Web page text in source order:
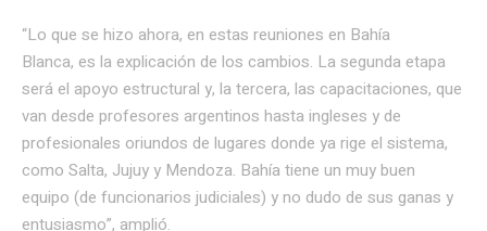
“Lo que se hizo ahora, en estas reuniones en Bahía
Blanca, es la explicación de los cambios. La segunda etapa
será el apoyo estructural y, la tercera, las capacitaciones, que
van desde profesores argentinos hasta ingleses y de
profesionales oriundos de lugares donde ya rige el sistema,
como Salta, Jujuy y Mendoza. Bahía tiene un muy buen
equipo (de funcionarios judiciales) y no dudo de sus ganas y
entusiasmo”, amplió.